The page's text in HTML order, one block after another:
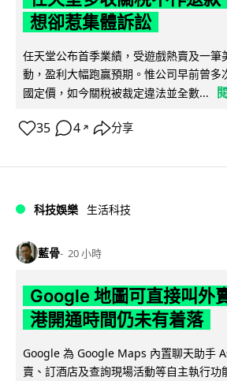
想卻惹集體訴訟
任天堂公布首季業績，受遊戲熱賣及一筆
動，盈利大幅跑贏預期。惟公司早前曾多
國定價，如今關稅被裁定違法並全數...
35 4 ↗ 分享
科技娛樂 生活科技
藍骨 20 小時
Google 地圖可直接叫
港開通時間仍未有着落
Google 為 Google Maps 內置聊天助手
賣、訂酒店及查詢現場活動等自主執行功